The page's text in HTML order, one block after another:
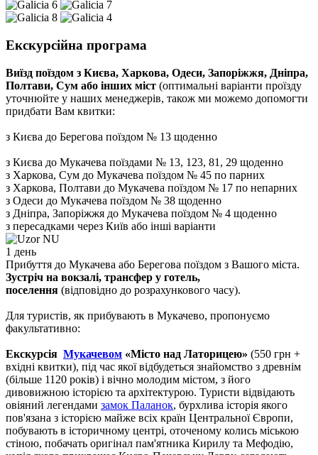
Екскурсійна програма
Виїзд поїздом з Києва, Харкова, Одеси, Запоріжжя, Дніпра,
Полтави, Сум або інших міст (оптимальні варіанти проїзду
уточнюйте у наших менеджерів, також ми можемо допомогти
придбати Вам квитки:
з Києва до Берегова поїздом № 13 щоденно
з Києва до Мукачева поїздами № 13, 123, 81, 29 щоденно
з Харкова, Сум до Мукачева поїздом № 45 по парних
з Харкова, Полтави до Мукачева поїздом № 17 по непарних
з Одеси до Мукачева поїздом № 38 щоденно
з Дніпра, Запоріжжя до Мукачева поїздом № 4 щоденно
з пересадками через Київ або інші варіанти
1 день
Прибуття до Мукачева або Берегова поїздом з Вашого міста.
Зустріч на вокзалі, трансфер у готель,
поселення (відповідно до розрахункового часу).
Для туристів, як прибувають в Мукачево, пропонуємо
факультативно:
Екскурсія Мукачевом «Місто над Латорицею» (550 грн +
вхідні квитки), під час якої відбудеться знайомство з древнім
(більше 1120 років) і вічно молодим містом, з його
дивовижною історією та архітектурою. Туристи відвідають
овіяний легендами замок Паланок, бурхлива історія якого
пов'язана з історією майже всіх країн Центральної Європи,
побувають в історичному центрі, оточеному колись міською
стіною, побачать оригінал пам'ятника Кирилу та Мефодію,